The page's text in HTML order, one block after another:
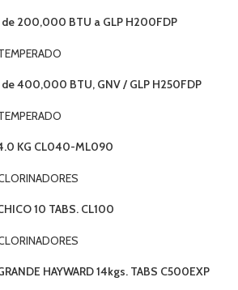
de 200,000 BTU a GLP H200FDP
de 400,000 BTU, GNV / GLP H250FDP
4.0 KG CL040-ML090
10 TABS. CL100
HAYWARD 14kgs. TABS C500EXP